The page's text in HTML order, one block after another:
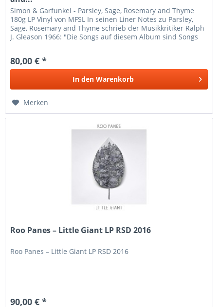
Simon & Garfunkel - Parsley, Sage, Rosemary and Thyme
180g LP Vinyl von MFSL In seinen Liner Notes zu Parsley,
Sage, Rosemary and Thyme schrieb der Musikkritiker Ralph
J. Gleason 1966: "Die Songs auf diesem Album sind Songs
80,00 € *
In den Warenkorb
Merken
Roo Panes – Little Giant LP RSD 2016
Roo Panes – Little Giant LP RSD 2016
90,00 € *